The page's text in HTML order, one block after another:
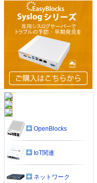
OpenBlocks
IoT関連
ネットワーク